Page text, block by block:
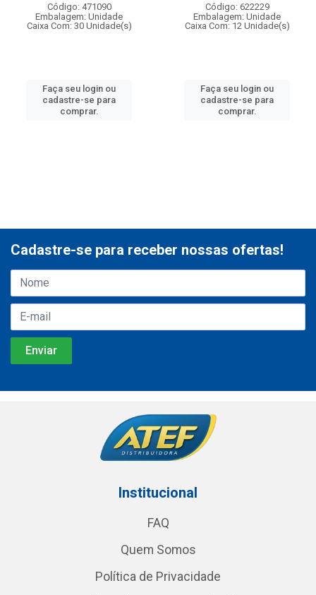
Código: 471090
Embalagem: Unidade
Caixa Com: 30 Unidade(s)
Faça seu login ou
cadastre-se para
comprar.
Código: 622229
Embalagem: Unidade
Caixa Com: 12 Unidade(s)
Faça seu login ou
cadastre-se para
comprar.
Cadastre-se para receber nossas ofertas!
Institucional
FAQ
Quem Somos
Política de Privacidade